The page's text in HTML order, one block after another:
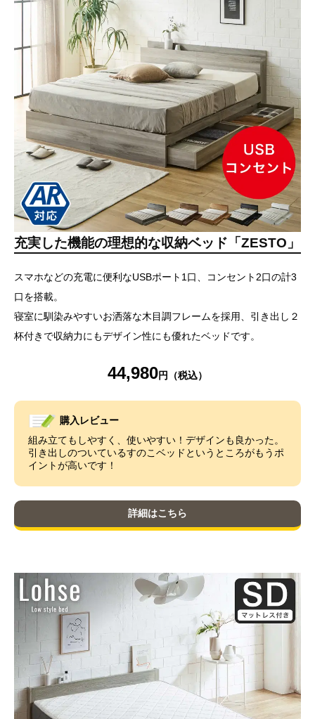
充実した機能の理想的な収納ベッド「ZESTO」
スマホなどの充電に便利なUSBポート1口、コンセント2口の計3
口を搭載。
寝室に馴染みやすいお洒落な木目調フレームを採用、引き出し２
杯付きで収納力にもデザイン性にも優れたベッドです。
44,980
購入レビュー
組み立てもしやすく、使いやすい！デザインも良かった。
引き出しのついているすのこベッドというところがもうポ
イントが高いです！
詳細はこちら